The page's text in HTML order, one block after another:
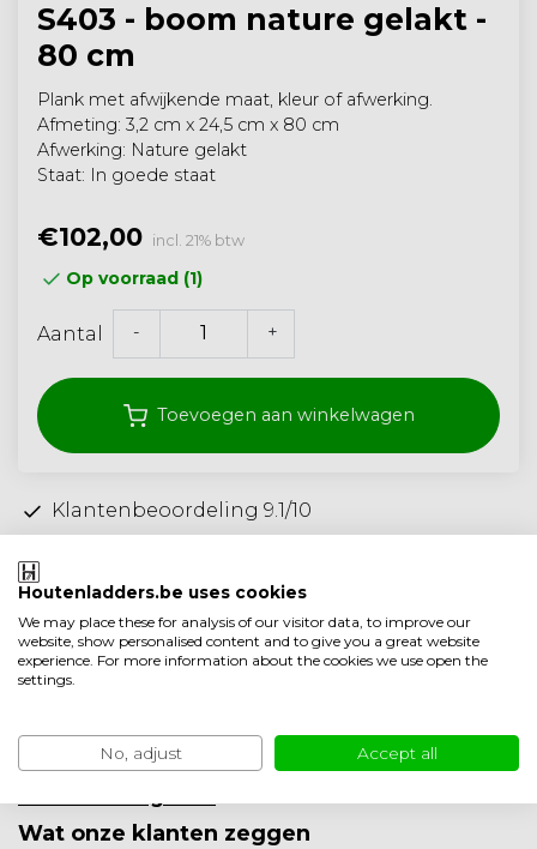
S403 - boom nature gelakt -
80 cm
Plank met afwijkende maat, kleur of afwerking.
Afmeting: 3,2 cm x 24,5 cm x 80 cm
Afwerking: Nature gelakt
Staat: In goede staat
€102,00 incl. 21% btw
Op voorraad (1)
Aantal - +
Toevoegen aan winkelwagen
Klantenbeoordeling 9.1/10
Ambachtelijke kwaliteit uit Nederland
Toevoegen aan vergelijking
Productomschrijving
Product informatie
Wat onze klanten zeggen
Houtenladders.be uses cookies
We may place these for analysis of our visitor data, to improve our
website, show personalised content and to give you a great website
experience. For more information about the cookies we use open the
settings.
No, adjust Accept all